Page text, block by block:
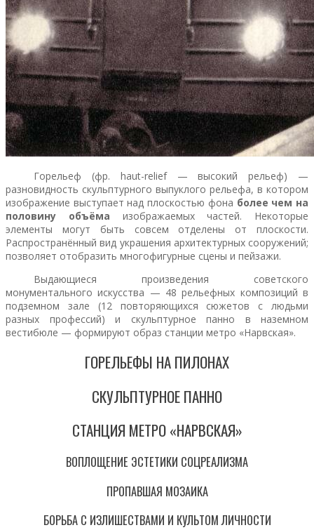
Горельеф (фр. haut-relief — высокий рельеф) —
разновидность скульптурного выпуклого рельефа, в котором
изображение выступает над плоскостью фона более чем на
половину объёма изображаемых частей. Некоторые
элементы могут быть совсем отделены от плоскости.
Распространённый вид украшения архитектурных сооружений;
позволяет отобразить многофигурные сцены и пейзажи.
Выдающиеся произведения советского
монументального искусства — 48 рельефных композиций в
подземном зале (12 повторяющихся сюжетов с людьми
разных профессий) и скульптурное панно в наземном
вестибюле — формируют образ станции метро «Нарвская».
ГОРЕЛЬЕФЫ НА ПИЛОНАХ
СКУЛЬПТУРНОЕ ПАННО
СТАНЦИЯ МЕТРО «НАРВСКАЯ»
ВОПЛОЩЕНИЕ ЭСТЕТИКИ СОЦРЕАЛИЗМА
ПРОПАВШАЯ МОЗАИКА
БОРЬБА С ИЗЛИШЕСТВАМИ И КУЛЬТОМ ЛИЧНОСТИ